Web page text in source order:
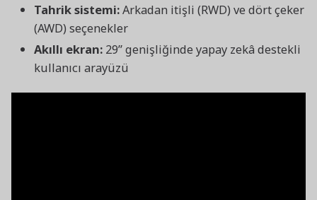
Tahrik sistemi:Arkadan itişli (RWD) ve dört çeker
(AWD) seçenekler
Akıllı ekran: 29” genişliğinde yapay zekâ destekli
kullanıcı arayüzü